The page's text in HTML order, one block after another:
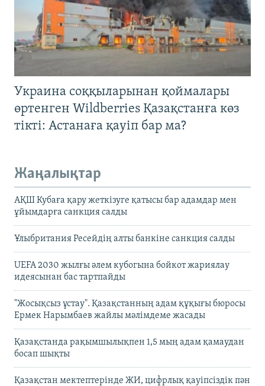
Украина соққыларынан қоймалары
өртенген Wildberries Қазақстанға көз
тікті: Астанаға қауіп бар ма?
Жаңалықтар
АҚШ Кубаға қару жеткізуге қатысы бар адамдар мен
ұйымдарға санкция салды
Ұлыбритания Ресейдің алты банкіне санкция салды
UEFA 2030 жылғы әлем кубогына бойкот жариялау
идеясынан бас тартпайды
"Жосықсыз ұстау". Қазақстанның адам құқығы бюросы
Ермек Нарымбаев жайлы мәлімдеме жасады
Қазақстанда рақымшылықпен 1,5 мың адам қамаудан
босап шықты
Қазақстан мектептерінде ЖИ, цифрлық қауіпсіздік пән